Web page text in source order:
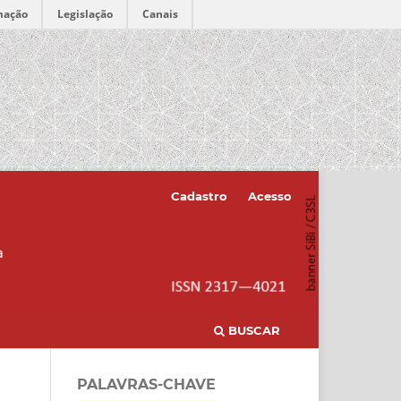
Legislação Canais
BUSCAR
Cadastro Acesso
PALAVRAS-CHAVE